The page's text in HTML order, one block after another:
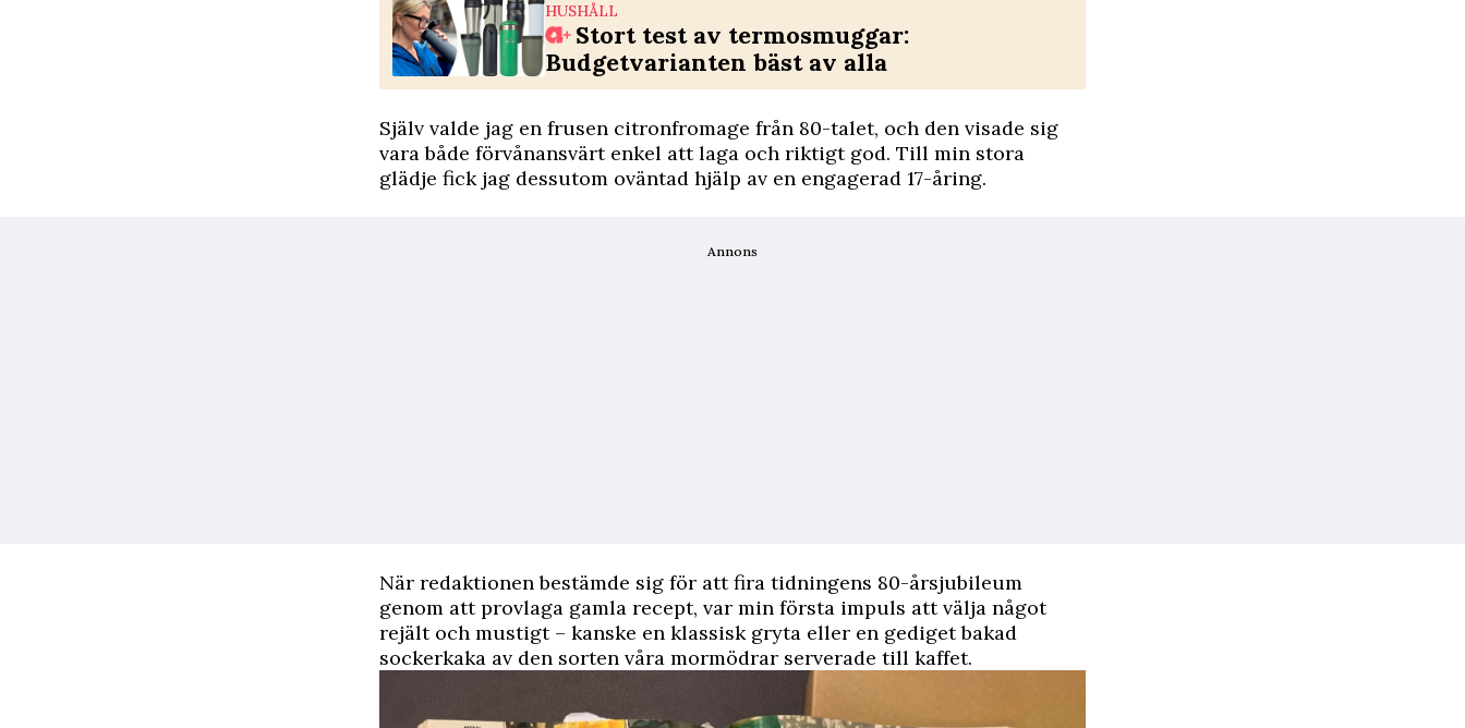
HUSHÅLL
Stort test av termosmuggar:
Budgetvarianten bäst av alla
Själv valde jag en frusen citronfromage från 80-talet, och den visade sig
vara både förvånansvärt enkel att laga och riktigt god. Till min stora
glädje fick jag dessutom oväntad hjälp av en engagerad 17-åring.
Annons
När redaktionen bestämde sig för att fira tidningens 80-årsjubileum
genom att provlaga gamla recept, var min första impuls att välja något
rejält och mustigt – kanske en klassisk gryta eller en gediget bakad
sockerkaka av den sorten våra mormödrar serverade till kaffet.